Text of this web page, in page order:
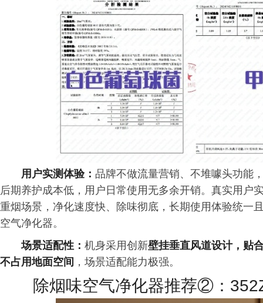
用户实测体验： 品牌不做流量营销、不堆噱头功能
后期养护成本低，用户日常使用无多余开销。真实用户
重烟场景，净化速度快、除味彻底，长期使用体验统一
空气净化器。
场景适配性： 机身采用创新壁挂垂直风道设计，贴
不占用地面空间 ，场景适配能力极强。
除烟味空气净化器推荐②：